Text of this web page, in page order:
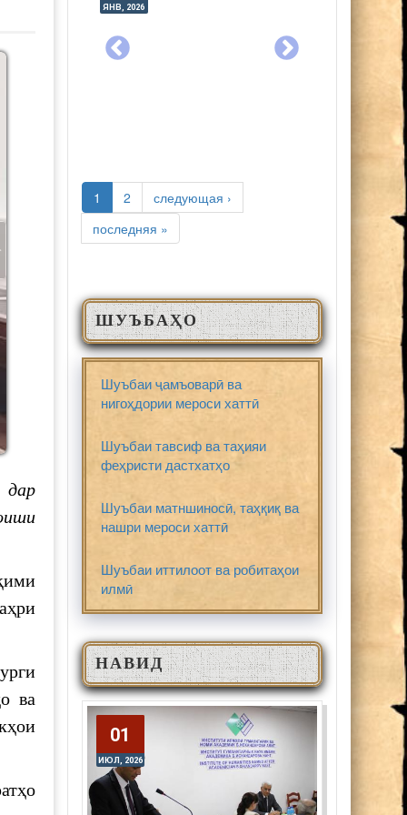
дар
ва
ЯНВ, 2026
СТРАНИЦЫ
1 2
следующая ›
последняя »
ШУЪБАҲО
Шуъбаи ҷамъоварӣ ва
нигоҳдории мероси хаттӣ
Шуъбаи тавсиф ва таҳияи
феҳристи дастхатҳо
Шуъбаи матншиносӣ, таҳқиқ ва
нашри мероси хаттӣ
Шуъбаи иттилоот ва робитаҳои
илмӣ
НАВИД
01
ИЮЛ, 2026
01
ИЮЛ, 2026